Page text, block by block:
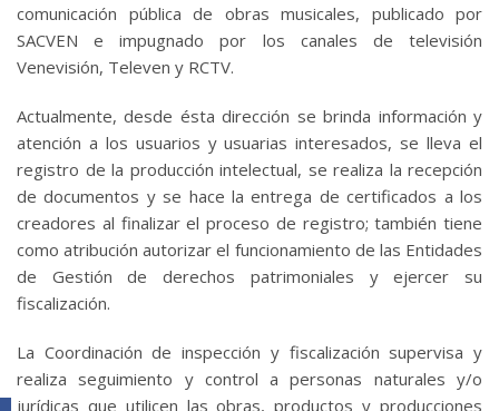
comunicación pública de obras musicales, publicado por
SACVEN e impugnado por los canales de televisión
Venevisión, Televen y RCTV.
Actualmente, desde ésta dirección se brinda información y
atención a los usuarios y usuarias interesados, se lleva el
registro de la producción intelectual, se realiza la recepción
de documentos y se hace la entrega de certificados a los
creadores al finalizar el proceso de registro; también tiene
como atribución autorizar el funcionamiento de las Entidades
de Gestión de derechos patrimoniales y ejercer su
fiscalización.
La Coordinación de inspección y fiscalización supervisa y
realiza seguimiento y control a personas naturales y/o
jurídicas que utilicen las obras, productos y producciones